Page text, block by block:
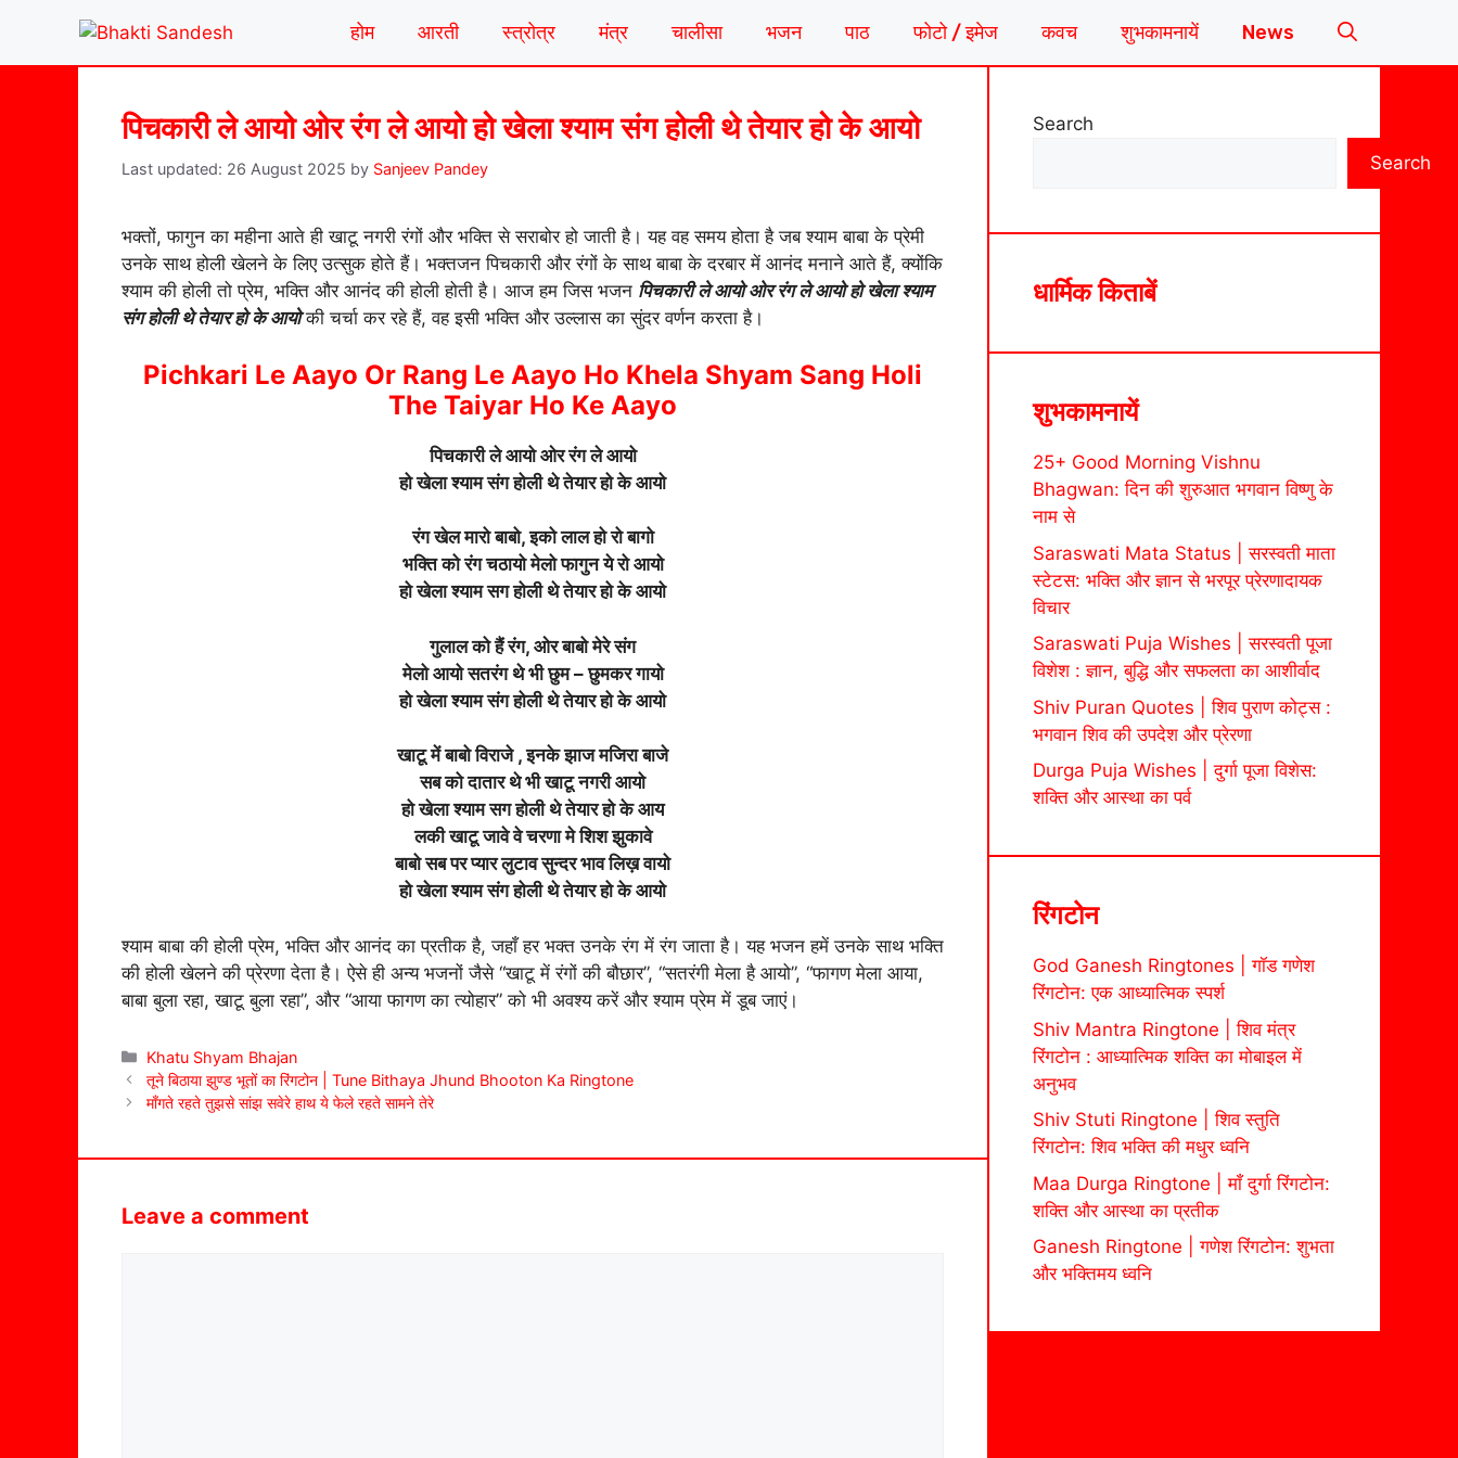
content
होम आरती स्त्रोत्र मंत्र चालीसा भजन पाठ फोटो / इमेज कवच शुभकामनायें News
पिचकारी ले आयो ओर रंग ले आयो हो खेला श्याम संग होली थे तेयार हो के आयो
26 August 2025 by Sanjeev Pandey
भक्तों, फागुन का महीना आते ही खाटू नगरी रंगों और भक्ति से सराबोर हो जाती है। यह वह समय होता है जब श्याम बाबा के प्रेमी
उनके साथ होली खेलने के लिए उत्सुक होते हैं। भक्तजन पिचकारी और रंगों के साथ बाबा के दरबार में आनंद मनाने आते हैं, क्योंकि
श्याम की होली तो प्रेम, भक्ति और आनंद की होली होती है। आज हम जिस भजन पिचकारी ले आयो ओर रंग ले आयो हो खेला श्याम
संग होली थे तेयार हो के आयोकी चर्चा कर रहे हैं, वह इसी भक्ति और उल्लास का सुंदर वर्णन करता है।
Pichkari Le Aayo Or Rang Le Aayo Ho Khela Shyam Sang Holi
The Taiyar Ho Ke Aayo
पिचकारी ले आयो ओर रंग ले आयो
हो खेला श्याम संग होली थे तेयार हो के आयो
रंग खेल मारो बाबो, इको लाल हो रो बागो
भक्ति को रंग चठायो मेलो फागुन ये रो आयो
हो खेला श्याम सग होली थे तेयार हो के आयो
गुलाल को हैं रंग, ओर बाबो मेरे संग
मेलो आयो सतरंग थे भी छुम – छुमकर गायो
हो खेला श्याम संग होली थे तेयार हो के आयो
खाटू में बाबो विराजे , इनके झाज मजिरा बाजे
सब को दातार थे भी खाटू नगरी आयो
हो खेला श्याम सग होली थे तेयार हो के आय
लकी खाटू जावे वे चरणा मे शिश झुकावे
बाबो सब पर प्यार लुटाव सुन्दर भाव लिख़ वायो
हो खेला श्याम संग होली थे तेयार हो के आयो
श्याम बाबा की होली प्रेम, भक्ति और आनंद का प्रतीक है, जहाँ हर भक्त उनके रंग में रंग जाता है। यह भजन हमें उनके साथ भक्ति
की होली खेलने की प्रेरणा देता है। ऐसे ही अन्य भजनों जैसे “खाटू में रंगों की बौछार”, “सतरंगी मेला है आयो”, “फागण मेला आया,
बाबा बुला रहा, खाटू बुला रहा”, और “आया फागण का त्योहार” को भी अवश्य करें और श्याम प्रेम में डूब जाएं।
Categories
Khatu Shyam Bhajan
तूने बिठाया झुण्ड भूतों का रिंगटोन | Tune Bithaya Jhund Bhooton Ka Ringtone
माँगते रहते तुझसे सांझ सवेरे हाथ ये फेले रहते सामने तेरे
Leave a comment
Search
Search
धार्मिक किताबें
शुभकामनायें
25+ Good Morning Vishnu
Bhagwan: दिन की शुरुआत भगवान विष्णु के
नाम से
Saraswati Mata Status | सरस्वती माता
स्टेटस: भक्ति और ज्ञान से भरपूर प्रेरणादायक
विचार
Saraswati Puja Wishes | सरस्वती पूजा
विशेश : ज्ञान, बुद्धि और सफलता का आशीर्वाद
Shiv Puran Quotes | शिव पुराण कोट्स :
भगवान शिव की उपदेश और प्रेरणा
Durga Puja Wishes | दुर्गा पूजा विशेस:
शक्ति और आस्था का पर्व
रिंगटोन
God Ganesh Ringtones | गॉड गणेश
रिंगटोन: एक आध्यात्मिक स्पर्श
Shiv Mantra Ringtone | शिव मंत्र
रिंगटोन : आध्यात्मिक शक्ति का मोबाइल में
अनुभव
Shiv Stuti Ringtone | शिव स्तुति
रिंगटोन: शिव भक्ति की मधुर ध्वनि
Maa Durga Ringtone | माँ दुर्गा रिंगटोन:
शक्ति और आस्था का प्रतीक
Ganesh Ringtone | गणेश रिंगटोन: शुभता
और भक्तिमय ध्वनि